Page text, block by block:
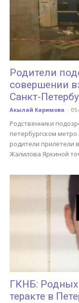
Родители
совершении
Санкт-
Акылай Каримова - 05
Родственники
петербургском
родители прилетели
Жалилова Яркиной
ГКНБ: Родных
теракте в